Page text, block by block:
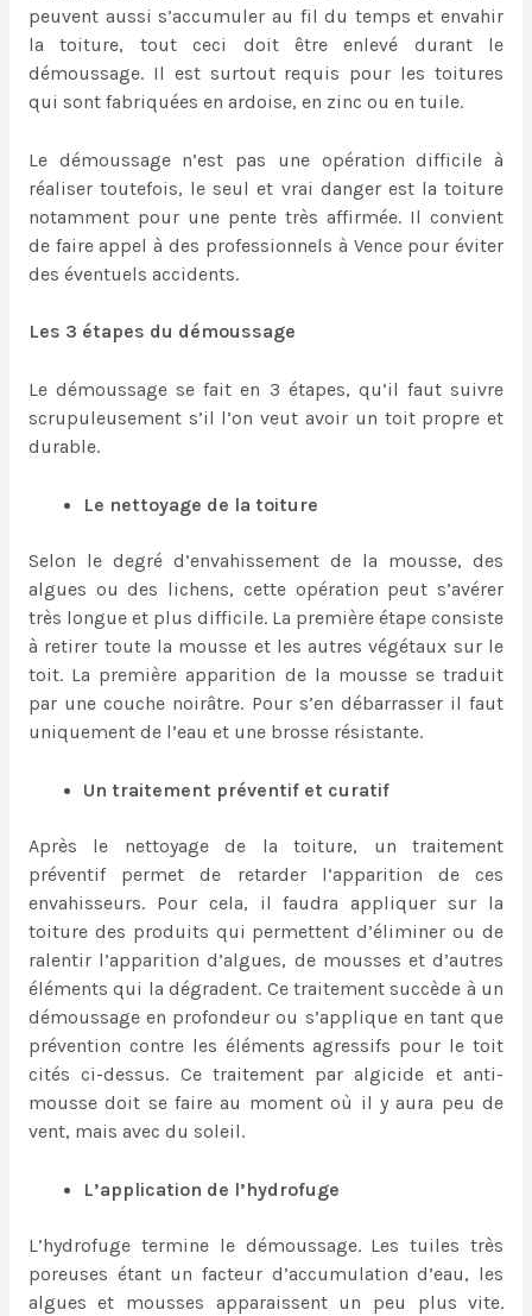
peuvent aussi s’accumuler au fil du temps et envahir
la toiture, tout ceci doit être enlevé durant le
démoussage. Il est surtout requis pour les toitures
qui sont fabriquées en ardoise, en zinc ou en tuile.
Le démoussage n’est pas une opération difficile à
réaliser toutefois, le seul et vrai danger est la toiture
notamment pour une pente très affirmée. Il convient
de faire appel à des professionnels à Vence pour éviter
des éventuels accidents.
Les 3 étapes du démoussage
Le démoussage se fait en 3 étapes, qu’il faut suivre
scrupuleusement s’il l’on veut avoir un toit propre et
durable.
Le nettoyage de la toiture
Selon le degré d’envahissement de la mousse, des
algues ou des lichens, cette opération peut s’avérer
très longue et plus difficile. La première étape consiste
à retirer toute la mousse et les autres végétaux sur le
toit. La première apparition de la mousse se traduit
par une couche noirâtre. Pour s’en débarrasser il faut
uniquement de l’eau et une brosse résistante.
Un traitement préventif et curatif
Après le nettoyage de la toiture, un traitement
préventif permet de retarder l’apparition de ces
envahisseurs. Pour cela, il faudra appliquer sur la
toiture des produits qui permettent d’éliminer ou de
ralentir l’apparition d’algues, de mousses et d’autres
éléments qui la dégradent. Ce traitement succède à un
démoussage en profondeur ou s’applique en tant que
prévention contre les éléments agressifs pour le toit
cités ci-dessus. Ce traitement par algicide et anti-
mousse doit se faire au moment où il y aura peu de
vent, mais avec du soleil.
L’application de l’hydrofuge
L’hydrofuge termine le démoussage. Les tuiles très
poreuses étant un facteur d’accumulation d’eau, les
algues et mousses apparaissent un peu plus vite.